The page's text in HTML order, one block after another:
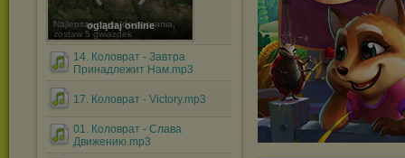
oglądaj online
Najlepsza opcja do pobrania,
zostaw 5 gwiazdek
14. Коловрат - Завтра
Принадлежит Нам.mp3
17. Коловрат - Victory.mp3
01. Коловрат - Слава
Движению.mp3